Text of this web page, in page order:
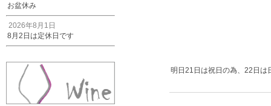
お盆休み
2026年8月1日
8月2日は定休日です
明日21日は祝日の為、22日